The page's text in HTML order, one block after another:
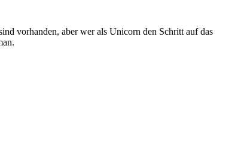
vorhanden, aber wer als Unicorn den Schritt auf das